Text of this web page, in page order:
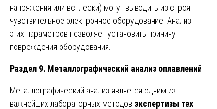
напряжения или всплески) могут выводить из строя
чувствительное электронное оборудование. Анализ
этих параметров позволяет установить причину
повреждения оборудования.
Раздел 9. Металлографический анализ оплавлений
Металлографический анализ является одним из
важнейших лабораторных методов экспертизы тех